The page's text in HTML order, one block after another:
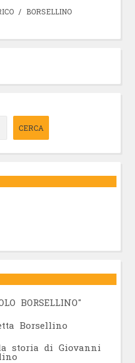
/ BORSELLINO
CERCA
BORSELLINO"
Borsellino
storia di Giovanni